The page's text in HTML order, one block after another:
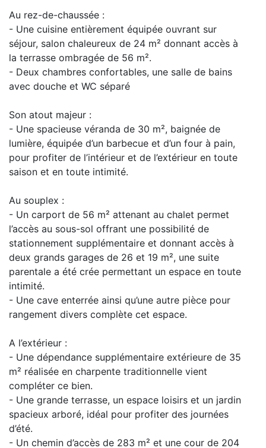
Au rez-de-chaussée :
- Une cuisine entièrement équipée ouvrant sur
séjour, salon chaleureux de 24 m² donnant accès à
la terrasse ombragée de 56 m².
- Deux chambres confortables, une salle de bains
avec douche et WC séparé
Son atout majeur :
- Une spacieuse véranda de 30 m², baignée de
lumière, équipée d’un barbecue et d’un four à pain,
pour profiter de l’intérieur et de l’extérieur en toute
saison et en toute intimité.
Au souplex :
- Un carport de 56 m² attenant au chalet permet
l’accès au sous-sol offrant une possibilité de
stationnement supplémentaire et donnant accès à
deux grands garages de 26 et 19 m², une suite
parentale a été crée permettant un espace en toute
intimité.
- Une cave enterrée ainsi qu’une autre pièce pour
rangement divers complète cet espace.
A l’extérieur :
- Une dépendance supplémentaire extérieure de 35
m² réalisée en charpente traditionnelle vient
compléter ce bien.
- Une grande terrasse, un espace loisirs et un jardin
spacieux arboré, idéal pour profiter des journées
d’été.
- Un chemin d’accès de 283 m² et une cour de 204